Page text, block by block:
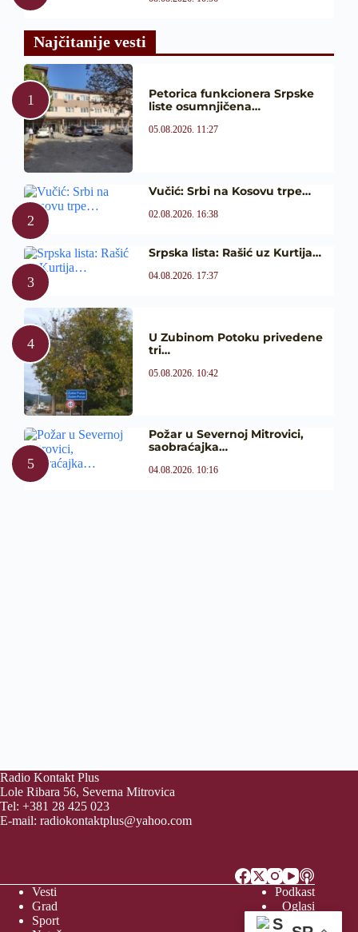
Najčitanije vesti
Petorica funkcionera Srpske
liste osumnjičena…
05.08.2026. 11:27
Vučić: Srbi na Kosovu trpe…
02.08.2026. 16:38
Srpska lista: Rašić uz Kurtija…
04.08.2026. 17:37
U Zubinom Potoku privedene
tri…
05.08.2026. 10:42
Požar u Severnoj Mitrovici,
saobraćajka…
04.08.2026. 10:16
Radio Kontakt Plus
Lole Ribara 56, Severna Mitrovica
Tel: +381 28 425 023
E-mail: radiokontaktplus@yahoo.com
Vesti
Grad
Sport
Podkast
Oglasi